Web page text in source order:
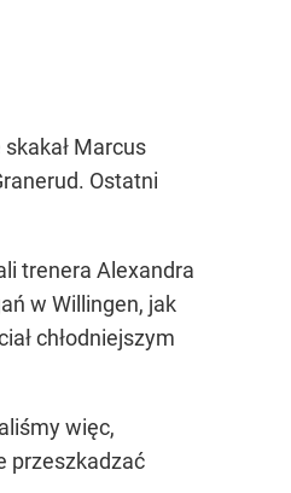
Marcus
Ostatni
trenera Alexandra
w Willingen, jak
chłodniejszym
więc,
przeszkadzać